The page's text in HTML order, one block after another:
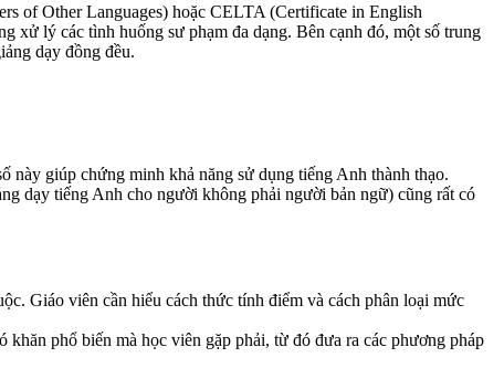
of Other Languages) hoặc CELTA (Certificate in English
xử lý các tình huống sư phạm đa dạng. Bên cạnh đó, một số trung
dạy đồng đều.
giúp chứng minh khả năng sử dụng tiếng Anh thành thạo.
dạy tiếng Anh cho người không phải người bản ngữ) cũng rất có
Giáo viên cần hiểu cách thức tính điểm và cách phân loại mức
phổ biến mà học viên gặp phải, từ đó đưa ra các phương pháp